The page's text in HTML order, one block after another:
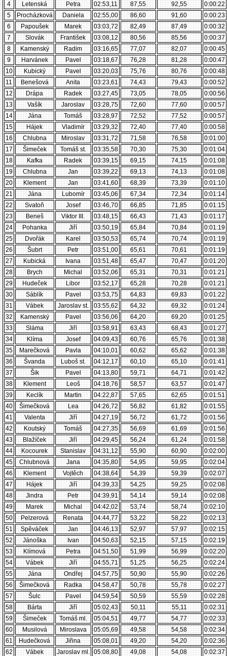
4
Letenská Petra 02:53,11 87,55 92,55
0:00:22
5
Procházková Daniela 02:55,00 86,60 91,60
0:00:23
6
Papoušek Marek 03:03,72 82,49 87,49
0:00:32
7
Slovák František 03:08,12 80,56 85,56
0:00:37
8
Kamenský Radim 03:16,65 77,07 82,07
0:00:45
9
Harvánek Pavel 03:18,67 76,28 81,28
0:00:47
10
Kubický Pavel 03:20,03 75,76 80,76
0:00:48
11
Benešová Anita 03:23,61 74,43 79,43
0:00:52
12
Drápa Radek 03:27,45 73,05 78,05
0:00:56
13
Vašík Jaroslav 03:28,75 72,60 77,60
0:00:57
14
Jána Tomáš 03:28,97 72,52 77,52
0:00:57
15
Hájek Vladimír 03:29,32 72,40 77,40
0:00:58
16
Chlubna Miroslav 03:31,72 71,58 76,58
0:01:00
17
Šimeček Tomáš st. 03:35,58 70,30 75,30
0:01:04
18
Kafka Radek 03:39,15 69,15 74,15
0:01:08
19
Chlubna Jan 03:39,22 69,13 74,13
0:01:08
20
Klement Jan 03:41,60 68,39 73,39
0:01:10
21
Jána Lubomír 03:45,06 67,34 72,34
0:01:14
22
Svatoň Josef 03:46,70 66,85 71,85
0:01:15
23
Beneš Viktor III. 03:48,15 66,43 71,43
0:01:17
24
Pohanka Jiří 03:50,19 65,84 70,84
0:01:19
25
Dvořák Karel 03:50,53 65,74 70,74
0:01:19
26
Šubrt Petr 03:51,00 65,61 70,61
0:01:19
27
Kubická Ivana 03:51,48 65,47 70,47
0:01:20
28
Brych Michal 03:52,06 65,31 70,31
0:01:21
29
Hudeček Libor 03:52,17 65,28 70,28
0:01:21
30
Sáblík Pavel 03:53,75 64,83 69,83
0:01:22
31
Vábek Jaroslav st. 03:55,62 64,32 69,32
0:01:24
32
Kamenský Pavel 03:56,06 64,20 69,20
0:01:25
33
Sláma Jiří 03:58,91 63,43 68,43
0:01:27
34
Klíma Josef 04:09,43 60,76 65,76
0:01:38
35
Marečková Pavla 04:10,01 60,62 65,62
0:01:38
36
Švanda Luboš st. 04:12,17 60,10 65,10
0:01:41
37
Šik Pavel 04:13,80 59,71 64,71
0:01:42
38
Klement Leoš 04:18,76 58,57 63,57
0:01:47
39
Keclík Martin 04:22,87 57,65 62,65
0:01:51
40
Šimečková Lea 04:26,72 56,82 61,82
0:01:55
41
Valenta Jiří 04:27,19 56,72 61,72
0:01:56
42
Koutský Tomáš 04:27,35 56,69 61,69
0:01:56
43
Blažíček Jiří 04:29,45 56,24 61,24
0:01:58
44
Kocourek Stanislav 04:31,12 55,90 60,90
0:02:00
45
Chlubnová Jana 04:35,80 54,95 59,95
0:02:04
46
Klement Vojtěch 04:38,64 54,39 59,39
0:02:07
47
Hájek Jiří 04:39,33 54,25 59,25
0:02:08
48
Jindra Petr 04:39,91 54,14 59,14
0:02:08
49
Marek Michal 04:42,02 53,74 58,74
0:02:10
50
Pelzerová Renata 04:44,77 53,22 58,22
0:02:13
51
Spěváček Jan 04:46,13 52,97 57,97
0:02:15
52
Jánoška Ivan 04:50,63 52,15 57,15
0:02:19
53
Klímová Petra 04:51,50 51,99 56,99
0:02:20
54
Vábek Jiří 04:55,71 51,25 56,25
0:02:24
55
Jána Ondřej 04:57,75 50,90 55,90
0:02:26
56
Šimečková Radka 04:58,47 50,78 55,78
0:02:27
57
Šulc Pavel 04:59,54 50,59 55,59
0:02:28
58
Bárta Jiří 05:02,43 50,11 55,11
0:02:31
59
Šimeček Tomáš ml. 05:04,51 49,77 54,77
0:02:33
60
Musilová Miroslava 05:05,69 49,58 54,58
0:02:34
61
Hudečková Jiřina 05:08,01 49,20 54,20
0:02:36
62
Vábek Jaroslav ml. 05:08,80 49,08 54,08
0:02:37